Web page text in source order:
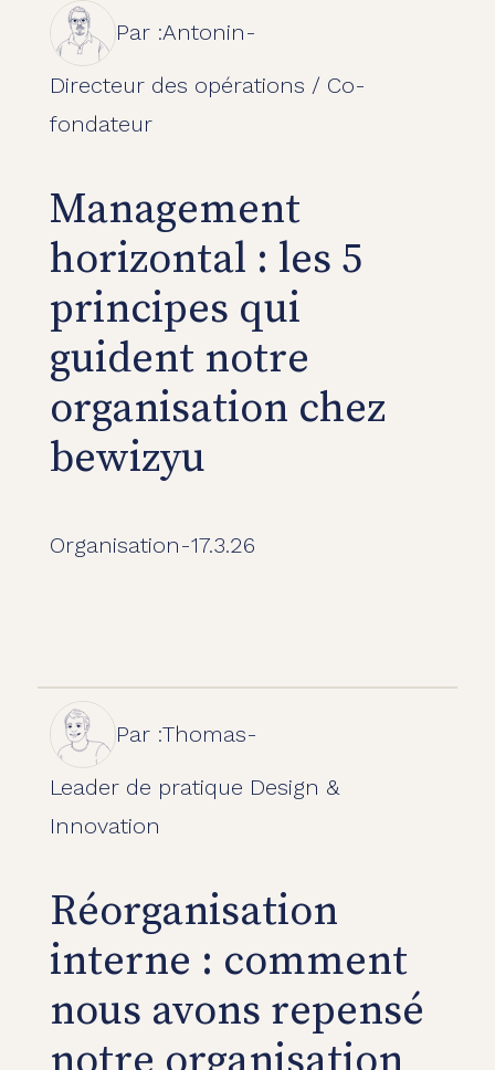
Par :Antonin-
Directeur des opérations / Co-
fondateur
Management
horizontal : les 5
principes qui
guident notre
organisation chez
bewizyu
Organisation-17.3.26
Par :Thomas-
Leader de pratique Design &
Innovation
Réorganisation
interne : comment
nous avons repensé